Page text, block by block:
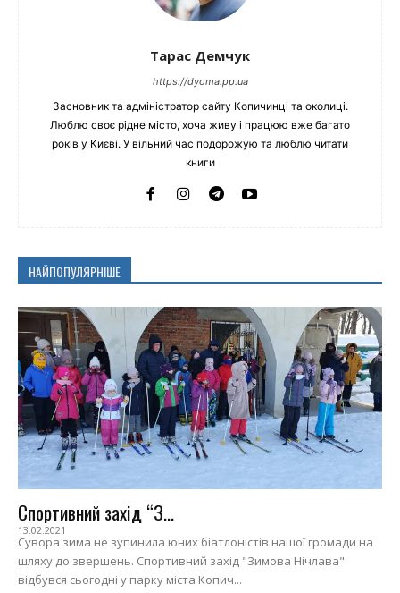
Тарас Демчук
https://dyoma.pp.ua
Засновник та адміністратор сайту Копичинці та околиці.
Люблю своє рідне місто, хоча живу і працюю вже багато
років у Києві. У вільний час подорожую та люблю читати
книги
НАЙПОПУЛЯРНІШЕ
Спортивний захід “З...
13.02.2021
Сувора зима не зупинила юних біатлоністів нашої громади на
шляху до звершень. Спортивний захід "Зимова Нічлава"
відбувся сьогодні у парку міста Копич...